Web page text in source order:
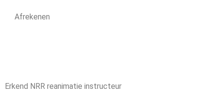
Afrekenen
Erkend NRR reanimatie instructeur